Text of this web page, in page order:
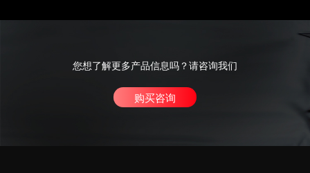
您想了解更多产品信息吗？请咨询我们
购买咨询